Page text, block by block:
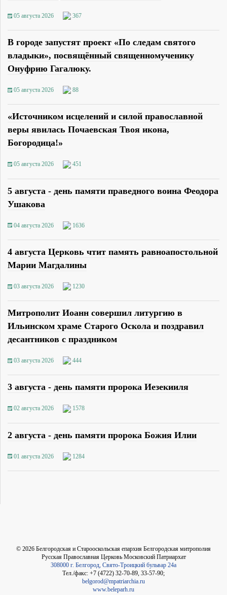
05 августа 2026 367
В городе запустят проект «По следам святого
владыки», посвящённый священномученику
Онуфрию Гагалюку.
05 августа 2026 88
«Источником исцелений и силой православной
веры явилась Почаевская Твоя икона,
Богородица!»
05 августа 2026 451
5 августа - день памяти праведного воина Феодора
Ушакова
04 августа 2026 1636
4 августа Церковь чтит память равноапостольной
Марии Магдалины
03 августа 2026 1230
Митрополит Иоанн совершил литургию в
Ильинском храме Старого Оскола и поздравил
десантников с праздником
03 августа 2026 444
3 августа - день памяти пророка Иезекииля
02 августа 2026 1578
2 августа - день памяти пророка Божия Илии
01 августа 2026 1284
© 2026 Белгородская и Старооскольская епархия Белгородская митрополия
Русская Православная Церковь Московский Патриархат
308000 г. Белгород, Свято-Троицкий бульвар 24а
Тел./факс: +7 (4722) 32-70-89, 33-57-90;
belgorod@mpatriarchia.ru
www.beleparh.ru